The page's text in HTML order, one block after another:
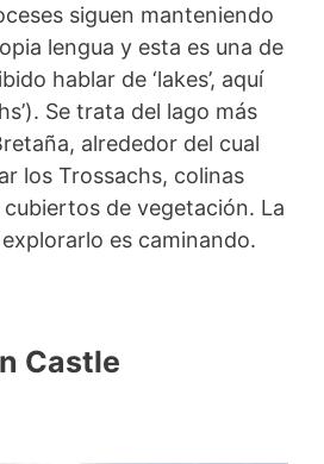
siguen manteniendo
lengua y esta es una de
hablar de ‘lakes’, aquí
Se trata del lago más
alrededor del cual
los Trossachs, colinas
de vegetación. La
es caminando.
Castle